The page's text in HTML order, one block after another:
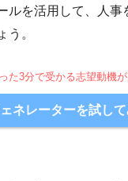
ルを活用して、人事
う。
た3分で受かる志望動機
ネレーターを試して